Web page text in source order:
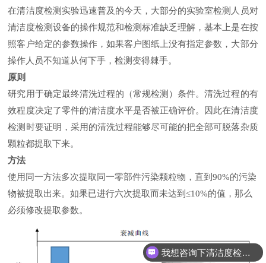
在清洁度检测实验迅速普及的今天，大部分的实验室检测人员对
清洁度检测设备的操作规范和检测标准缺乏理解，基本上是在按
照客户给定的参数操作，如果客户图纸上没有指定参数，大部分
操作人员不知道从何下手，检测变得棘手。
原则
研究用于确定最终清洗过程的（常规检测）条件。清洗过程的有
效程度决定了零件的清洁度水平是否被正确评价。因此在清洁度
检测时要证明，采用的清洗过程能够尽可能的把全部可脱落杂质
颗粒都提取下来。
方法
使用同一方法多次提取同一零部件污染颗粒物，直到90%的污染
物被提取出来。如果已进行六次提取而未达到≤10%的值，那么
必须修改提取参数。